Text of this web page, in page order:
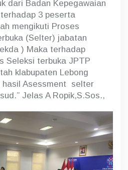
dari Badan Kepegawaian
3 peserta
mengikuti Proses
(Selter) jabatan
) Maka terhadap
Seleksi terbuka JPTP
klabupaten Lebong
hasil Asessment selter
Jelas A Ropik,S.Sos.,